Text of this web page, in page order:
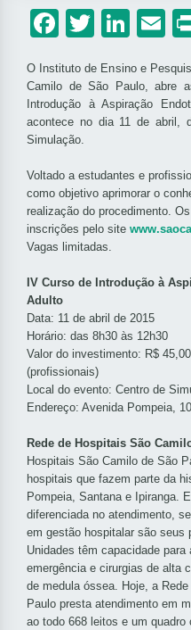
Facebook
Twitter
O Instituto de Ensino e
Camilo de São Paulo, abre
Introdução à Aspiração
acontece no dia 11 de abril,
Simulação.
Voltado a estudantes e
como objetivo aprimorar o
realização do procedimento.
inscrições pelo site
Vagas limitadas.
IV Curso de Introdução à
Adulto
Data: 11 de abril de 2015
Horário: das 8h30 às 12h30
Valor do investimento: R$
(profissionais)
Local do evento: Centro de
Endereço: Avenida Pompeia,
Rede de Hospitais São
Hospitais São Camilo de São
hospitais que fazem parte da
Pompeia, Santana e Ipiranga.
diferenciada no atendimento,
em gestão hospitalar são seus
Unidades têm capacidade
emergência e cirurgias de alta
de medula óssea. Hoje, a
Paulo presta atendimento em
ao todo 668 leitos e um